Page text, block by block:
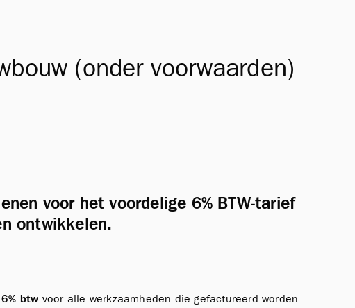
(onder voorwaarden)
voor het voordelige 6% BTW-tarief
ontwikkelen.
6% btw voor alle werkzaamheden die gefactureerd worden